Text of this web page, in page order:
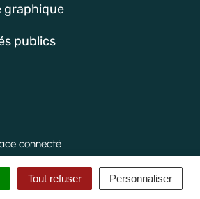
Tout refuser Personnaliser
graphique
publics
connecté